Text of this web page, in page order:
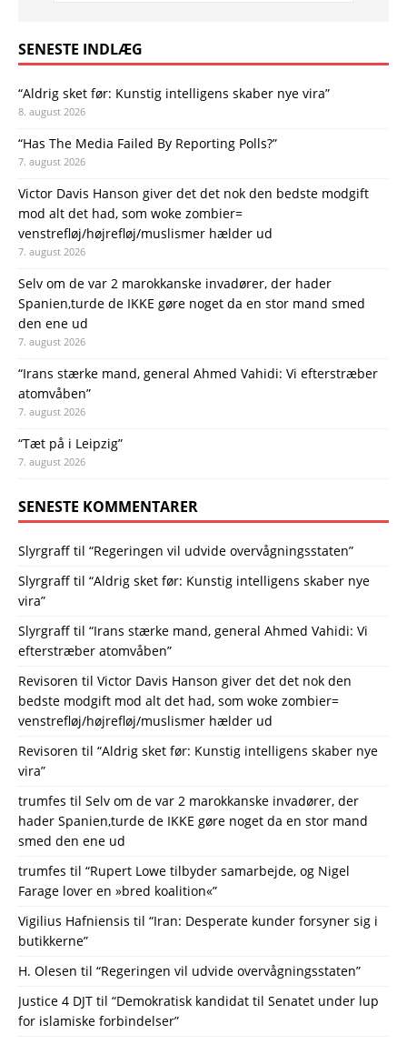
SENESTE INDLÆG
“Aldrig sket før: Kunstig intelligens skaber nye vira”
8. august 2026
“Has The Media Failed By Reporting Polls?”
7. august 2026
Victor Davis Hanson giver det det nok den bedste modgift
mod alt det had, som woke zombier=
venstrefløj/højrefløj/muslismer hælder ud
7. august 2026
Selv om de var 2 marokkanske invadører, der hader
Spanien,turde de IKKE gøre noget da en stor mand smed
den ene ud
7. august 2026
“Irans stærke mand, general Ahmed Vahidi: Vi efterstræber
atomvåben”
7. august 2026
“Tæt på i Leipzig”
7. august 2026
SENESTE KOMMENTARER
Slyrgraff til “Regeringen vil udvide overvågningsstaten”
Slyrgraff til “Aldrig sket før: Kunstig intelligens skaber nye
vira”
Slyrgraff til “Irans stærke mand, general Ahmed Vahidi: Vi
efterstræber atomvåben”
Revisoren til Victor Davis Hanson giver det det nok den
bedste modgift mod alt det had, som woke zombier=
venstrefløj/højrefløj/muslismer hælder ud
Revisoren til “Aldrig sket før: Kunstig intelligens skaber nye
vira”
trumfes til Selv om de var 2 marokkanske invadører, der
hader Spanien,turde de IKKE gøre noget da en stor mand
smed den ene ud
trumfes til “Rupert Lowe tilbyder samarbejde, og Nigel
Farage lover en »bred koalition«”
Vigilius Hafniensis til “Iran: Desperate kunder forsyner sig i
butikkerne”
H. Olesen til “Regeringen vil udvide overvågningsstaten”
Justice 4 DJT til “Demokratisk kandidat til Senatet under lup
for islamiske forbindelser”